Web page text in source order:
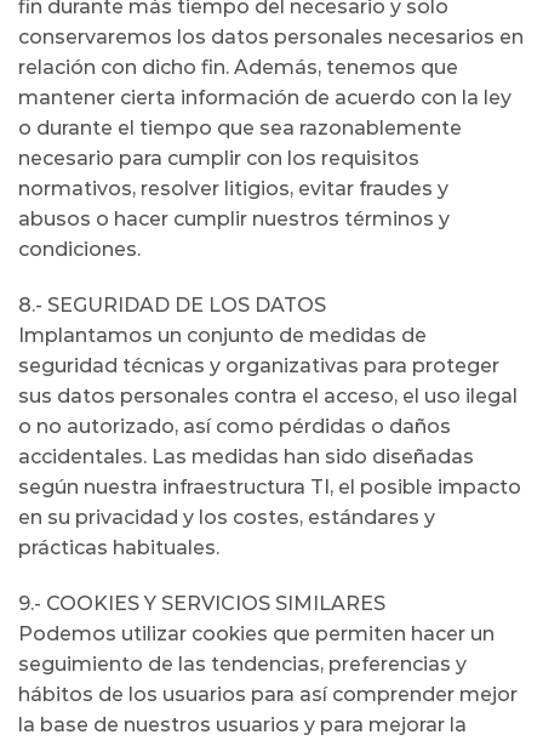
fin durante más tiempo del necesario y solo
conservaremos los datos personales necesarios en
relación con dicho fin. Además, tenemos que
mantener cierta información de acuerdo con la ley
o durante el tiempo que sea razonablemente
necesario para cumplir con los requisitos
normativos, resolver litigios, evitar fraudes y
abusos o hacer cumplir nuestros términos y
condiciones.
8.- SEGURIDAD DE LOS DATOS
Implantamos un conjunto de medidas de
seguridad técnicas y organizativas para proteger
sus datos personales contra el acceso, el uso ilegal
o no autorizado, así como pérdidas o daños
accidentales. Las medidas han sido diseñadas
según nuestra infraestructura TI, el posible impacto
en su privacidad y los costes, estándares y
prácticas habituales.
9.- COOKIES Y SERVICIOS SIMILARES
Podemos utilizar cookies que permiten hacer un
seguimiento de las tendencias, preferencias y
hábitos de los usuarios para así comprender mejor
la base de nuestros usuarios y para mejorar la